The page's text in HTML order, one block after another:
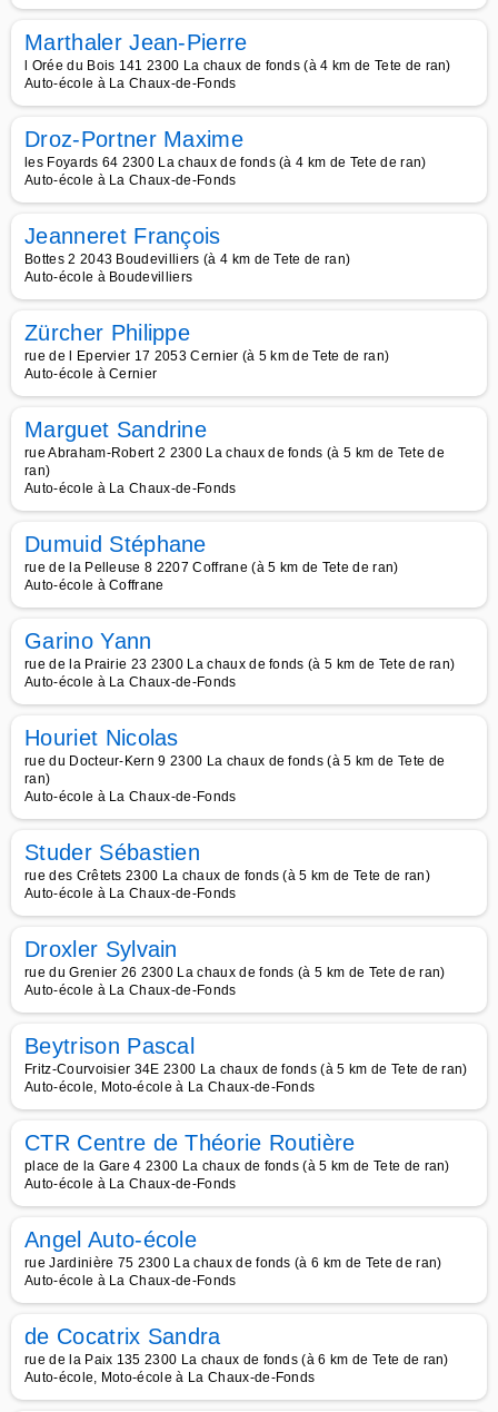
Marthaler Jean-Pierre
l Orée du Bois 141 2300 La chaux de fonds (à 4 km de Tete de ran)
Auto-école à La Chaux-de-Fonds
Droz-Portner Maxime
les Foyards 64 2300 La chaux de fonds (à 4 km de Tete de ran)
Auto-école à La Chaux-de-Fonds
Jeanneret François
Bottes 2 2043 Boudevilliers (à 4 km de Tete de ran)
Auto-école à Boudevilliers
Zürcher Philippe
rue de l Epervier 17 2053 Cernier (à 5 km de Tete de ran)
Auto-école à Cernier
Marguet Sandrine
rue Abraham-Robert 2 2300 La chaux de fonds (à 5 km de Tete de
ran)
Auto-école à La Chaux-de-Fonds
Dumuid Stéphane
rue de la Pelleuse 8 2207 Coffrane (à 5 km de Tete de ran)
Auto-école à Coffrane
Garino Yann
rue de la Prairie 23 2300 La chaux de fonds (à 5 km de Tete de ran)
Auto-école à La Chaux-de-Fonds
Houriet Nicolas
rue du Docteur-Kern 9 2300 La chaux de fonds (à 5 km de Tete de
ran)
Auto-école à La Chaux-de-Fonds
Studer Sébastien
rue des Crêtets 2300 La chaux de fonds (à 5 km de Tete de ran)
Auto-école à La Chaux-de-Fonds
Droxler Sylvain
rue du Grenier 26 2300 La chaux de fonds (à 5 km de Tete de ran)
Auto-école à La Chaux-de-Fonds
Beytrison Pascal
Fritz-Courvoisier 34E 2300 La chaux de fonds (à 5 km de Tete de ran)
Auto-école, Moto-école à La Chaux-de-Fonds
CTR Centre de Théorie Routière
place de la Gare 4 2300 La chaux de fonds (à 5 km de Tete de ran)
Auto-école à La Chaux-de-Fonds
Angel Auto-école
rue Jardinière 75 2300 La chaux de fonds (à 6 km de Tete de ran)
Auto-école à La Chaux-de-Fonds
de Cocatrix Sandra
rue de la Paix 135 2300 La chaux de fonds (à 6 km de Tete de ran)
Auto-école, Moto-école à La Chaux-de-Fonds